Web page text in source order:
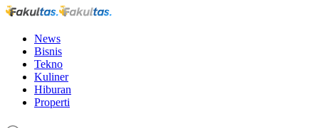
News
Bisnis
Tekno
Kuliner
Hiburan
Properti